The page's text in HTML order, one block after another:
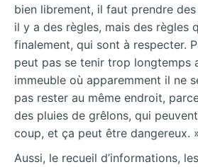
bien librement, il faut prendre
il y a des règles, mais des règles
finalement, qui sont à respecter.
peut pas se tenir trop longtemps
immeuble où apparemment il ne
pas rester au même endroit,
des pluies de grêlons, qui peuvent
coup, et ça peut être dangereux.
Aussi, le recueil d’informations,